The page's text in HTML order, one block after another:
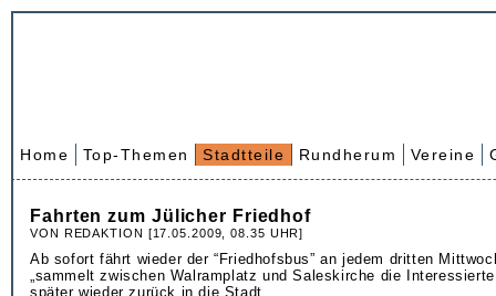
Home Top-Themen Stadtteile Rundherum Vereine
Fahrten zum Jülicher Friedhof
VON REDAKTION [17.05.2009, 08.35 UHR]
Ab sofort fährt wieder der “Friedhofsbus” an jedem dritten
„sammelt zwischen Walramplatz und Saleskirche die
später wieder zurück in die Stadt.